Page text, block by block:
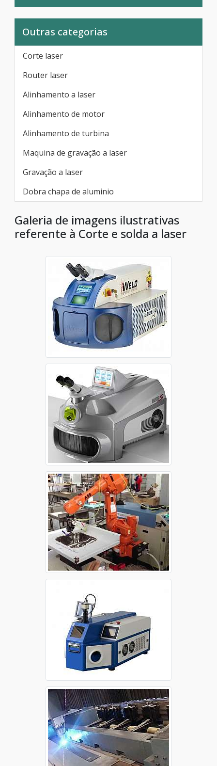
Outras categorias
Corte laser
Router laser
Alinhamento a laser
Alinhamento de motor
Alinhamento de turbina
Maquina de gravação a laser
Gravação a laser
Dobra chapa de aluminio
Galeria de imagens ilustrativas
referente à Corte e solda a laser